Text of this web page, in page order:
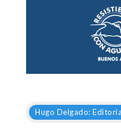
Hugo Delgado: